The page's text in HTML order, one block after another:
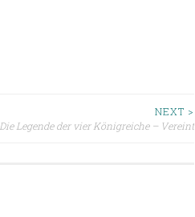
NEXT >
Die Legende der vier Königreiche – Vereint